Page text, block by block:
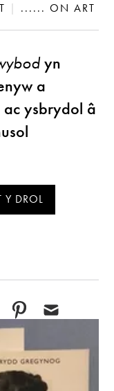
| ...... ON ART
yn
a
ysbrydol â